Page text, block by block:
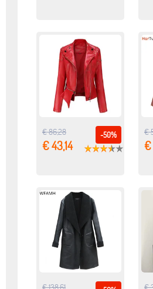
-50%
€ 86,28
€ 43,14
€
€